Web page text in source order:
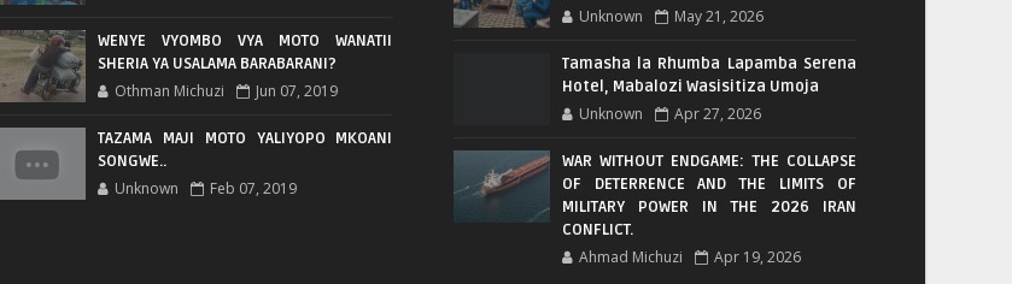
WENYE VYOMBO VYA MOTO WANATII
SHERIA YA USALAMA BARABARANI?
Othman Michuzi Jun 07, 2019
TAZAMA MAJI MOTO YALIYOPO MKOANI
SONGWE..
Unknown Feb 07, 2019
Unknown May 21, 2026
Tamasha la Rhumba Lapamba Serena
Hotel, Mabalozi Wasisitiza Umoja
Unknown Apr 27, 2026
WAR WITHOUT ENDGAME: THE COLLAPSE
OF DETERRENCE AND THE LIMITS OF
MILITARY POWER IN THE 2026 IRAN
CONFLICT.
Ahmad Michuzi Apr 19, 2026